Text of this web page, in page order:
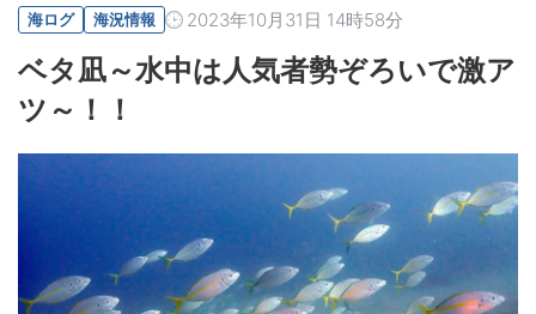
海ログ 海況情報 2023年10月31日 14時58分
ベタ凪～水中は人気者勢ぞろいで激ア
ツ～！！